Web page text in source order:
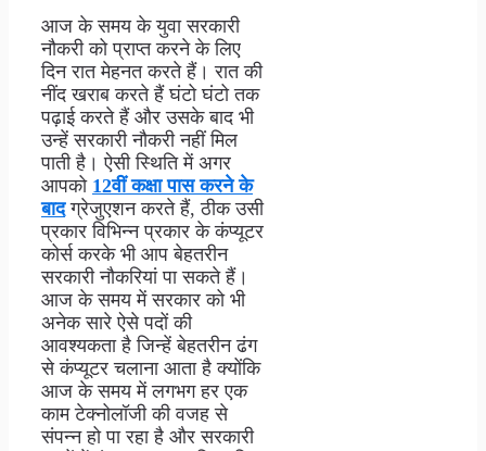
आज के समय के युवा सरकारी
नौकरी को प्राप्त करने के लिए
दिन रात मेहनत करते हैं। रात की
नींद खराब करते हैं घंटो घंटो तक
पढ़ाई करते हैं और उसके बाद भी
उन्हें सरकारी नौकरी नहीं मिल
पाती है। ऐसी स्थिति में अगर
आपको 12वीं कक्षा पास करने के
बादग्रेजुएशन करते हैं, ठीक उसी
प्रकार विभिन्न प्रकार के कंप्यूटर
कोर्स करके भी आप बेहतरीन
सरकारी नौकरियां पा सकते हैं।
आज के समय में सरकार को भी
अनेक सारे ऐसे पदों की
आवश्यकता है जिन्हें बेहतरीन ढंग
से कंप्यूटर चलाना आता है क्योंकि
आज के समय में लगभग हर एक
काम टेक्नोलॉजी की वजह से
संपन्न हो पा रहा है और सरकारी